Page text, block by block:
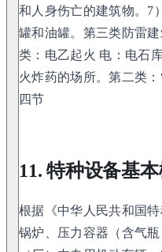
和人身伤亡的建筑物。7
罐和油罐。第三类防雷
类：电乙起火 电：电石
火炸药的场所。第二类
四节
11. 特种设备基
根据《中华人民共和国
锅炉、压力容器（含气